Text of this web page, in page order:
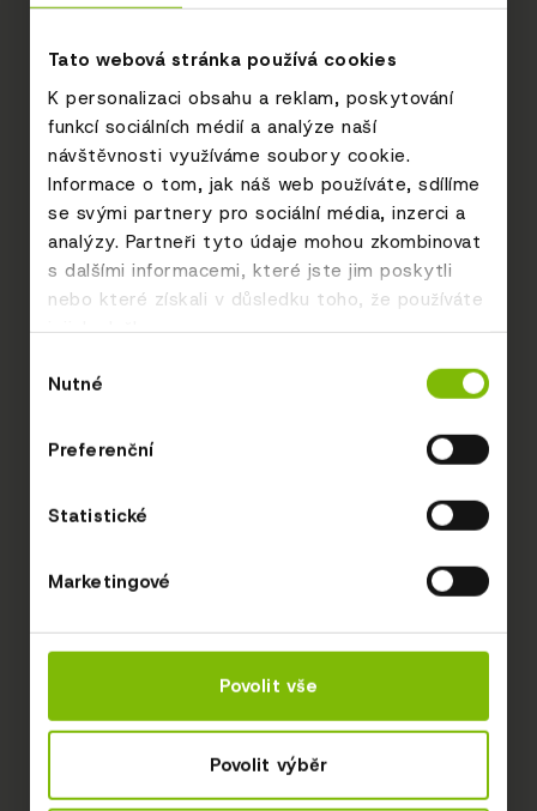
Tato webová stránka používá cookies
K personalizaci obsahu a reklam, poskytování
funkcí sociálních médií a analýze naší
návštěvnosti využíváme soubory cookie.
Informace o tom, jak náš web používáte, sdílíme
se svými partnery pro sociální média, inzerci a
analýzy. Partneři tyto údaje mohou zkombinovat
s dalšími informacemi, které jste jim poskytli
nebo které získali v důsledku toho, že používáte
jejich služby.
souhlasu
Nutné
Preferenční
Statistické
Marketingové
Povolit vše
Povolit výběr